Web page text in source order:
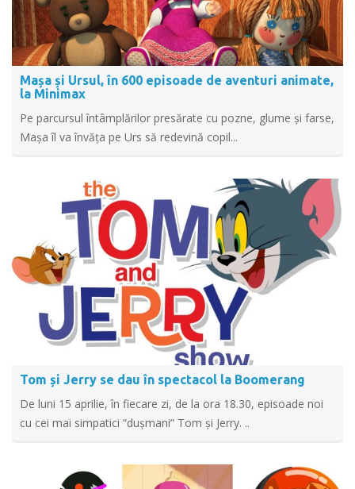
Mașa și Ursul, în 600 episoade de aventuri animate,
la Minimax
Pe parcursul întâmplărilor presărate cu pozne, glume și farse,
Mașa îl va învăța pe Urs să redevină copil...
Tom și Jerry se dau în spectacol la Boomerang
De luni 15 aprilie, în fiecare zi, de la ora 18.30, episoade noi
cu cei mai simpatici “dușmani” Tom și Jerry. ..